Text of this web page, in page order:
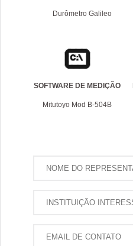
Durômetro Galileo
SOFTWARE DE MEDIÇÃO
Mitutoyo Mod B-504B